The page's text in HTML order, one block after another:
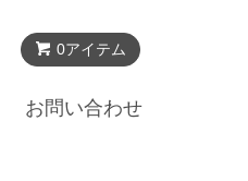
0アイテム
お問い合わせ